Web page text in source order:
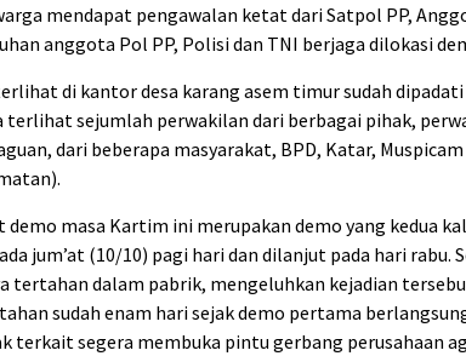
mendapat pengawalan ketat dari Satpol PP,
anggota Pol PP, Polisi dan TNI berjaga dilokasi
di kantor desa karang asem timur sudah dipadati
terlihat sejumlah perwakilan dari berbagai pihak,
dari beberapa masyarakat, BPD, Katar,
masa Kartim ini merupakan demo yang kedua
jum’at (10/10) pagi hari dan dilanjut pada hari rabu.
tertahan dalam pabrik, mengeluhkan kejadian
sudah enam hari sejak demo pertama
terkait segera membuka pintu gerbang perusahaan